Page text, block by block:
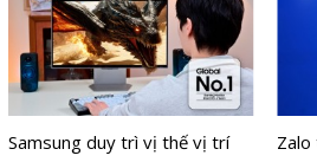
Samsung duy trì vị thế vị trí